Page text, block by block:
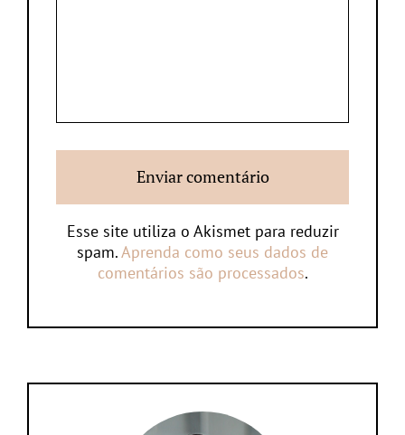
Esse site utiliza o Akismet para reduzir
spam.Aprenda como seus dados de
comentários são processados.